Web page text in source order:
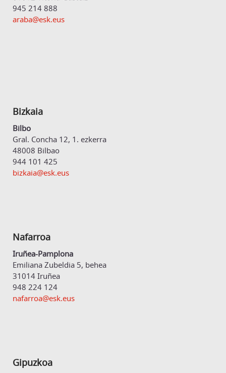
945 214 888
araba@esk.eus
Bizkaia
Bilbo
Gral. Concha 12, 1. ezkerra
48008 Bilbao
944 101 425
bizkaia@esk.eus
Nafarroa
Iruñea-Pamplona
Emiliana Zubeldia 5, behea
31014 Iruñea
948 224 124
nafarroa@esk.eus
Gipuzkoa